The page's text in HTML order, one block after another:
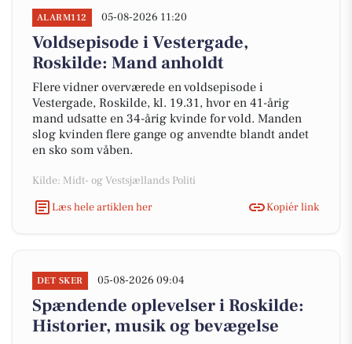
ALARM112 05-08-2026 11:20
Voldsepisode i Vestergade,
Roskilde: Mand anholdt
Flere vidner overværede en voldsepisode i
Vestergade, Roskilde, kl. 19.31, hvor en 41-årig
mand udsatte en 34-årig kvinde for vold. Manden
slog kvinden flere gange og anvendte blandt andet
en sko som våben.
Kilde: Midt- og Vestsjællands Politi
Læs hele artiklen her
Kopiér link
DET SKER 05-08-2026 09:04
Spændende oplevelser i Roskilde:
Historier, musik og bevægelse